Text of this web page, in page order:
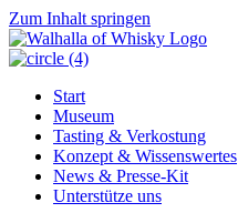
Zum Inhalt springen
Start
Museum
Tasting & Verkostung
Konzept & Wissenswertes
News & Presse-Kit
Unterstütze uns